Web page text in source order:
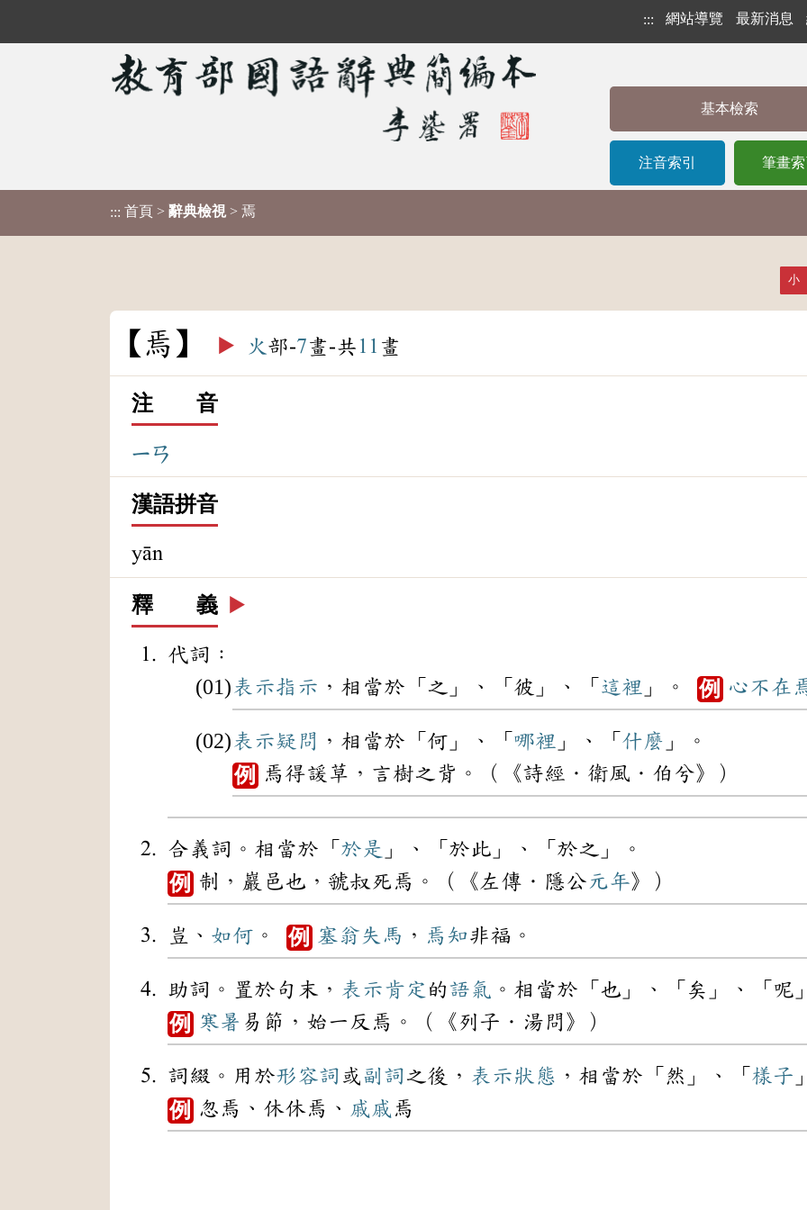
::: 網站導覽 最新消息
基本檢索
注音索引 筆畫
::: 首頁 > 辭典檢視 > 焉
小
焉 ▶️ 火 部-7畫-共 11 畫
注 音
ㄧㄢ
漢語拼音
yān
釋 義 ▶️
代詞：
表示指示 ，相當於「之」、「彼」、「 這裡 」。 例 心不在
表示疑問 ，相當於「何」、「 哪裡 」、「 什麼 」。
例 焉得諼草，言樹之背。（《詩經．衛風．伯兮》）
合義詞。相當於「 於是 」、「於此」、「於之」。
例 制，巖邑也，虢叔死焉。（《左傳．隱公元年》）
豈、 如何 。 例 塞翁失馬 ， 焉知非福。
助詞。置於句末， 表示肯定 的語氣 。相當於「也」、「矣」、「呢
例 寒暑 易節，始一反焉。（《列子．湯問》）
詞綴。用於形容詞 或 副詞之後， 表示狀態 ，相當於「然」、「 樣子
例 忽焉、休休焉、 戚戚 焉